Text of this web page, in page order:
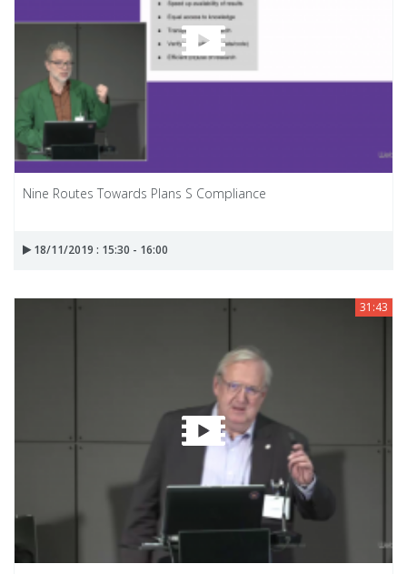
Nine Routes Towards Plans S Compliance
18/11/2019 : 15:30 - 16:00
31:43